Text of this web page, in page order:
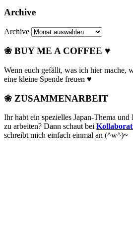
Archive
Archive
❀ BUY ME A COFFEE ♥
Wenn euch gefällt, was ich hier mache,
eine kleine Spende freuen ♥
❀ ZUSAMMENARBEIT
Ihr habt ein spezielles Japan-Thema und
zu arbeiten? Dann schaut bei
schreibt mich einfach einmal an (^w^)~